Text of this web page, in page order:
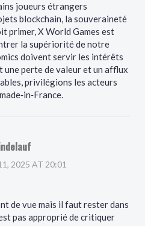
joueurs étrangers
blockchain, la souveraineté
primer, X World Games est
la supériorité de notre
doivent servir les intérêts
une perte de valeur et un afflux
privilégions les acteurs
2025 AT 20:01
de vue mais il faut rester dans
pas approprié de critiquer